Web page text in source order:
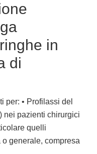
in
di
per: • Profilassi del
nei pazienti chirurgici
quelli
generale, compresa